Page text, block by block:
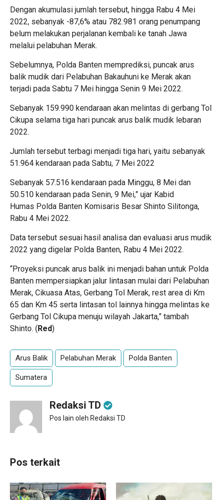
Dengan akumulasi jumlah tersebut, hingga Rabu 4 Mei
2022, sebanyak -87,6% atau 782.981 orang penumpang
belum melakukan perjalanan kembali ke tanah Jawa
melalui pelabuhan Merak.
Sebelumnya, Polda Banten memprediksi, puncak arus
balik mudik dari Pelabuhan Bakauhuni ke Merak akan
terjadi pada Sabtu 7 Mei hingga Senin 9 Mei 2022.
Sebanyak 159.990 kendaraan akan melintas di gerbang Tol
Cikupa selama tiga hari puncak arus balik mudik lebaran
2022.
Jumlah tersebut terbagi menjadi tiga hari, yaitu sebanyak
51.964 kendaraan pada Sabtu, 7 Mei 2022
Sebanyak 57.516 kendaraan pada Minggu, 8 Mei dan
50.510 kendaraan pada Senin, 9 Mei,” ujar Kabid
Humas Polda Banten Komisaris Besar Shinto Silitonga,
Rabu 4 Mei 2022.
Data tersebut sesuai hasil analisa dan evaluasi arus mudik
2022 yang digelar Polda Banten, Rabu 4 Mei 2022.
“Proyeksi puncak arus balik ini menjadi bahan untuk Polda
Banten mempersiapkan jalur lintasan mulai dari Pelabuhan
Merak, Cikuasa Atas, Gerbang Tol Merak, rest area di Km
65 dan Km 45 serta lintasan tol lainnya hingga melintas ke
Gerbang Tol Cikupa menuju wilayah Jakarta,” tambah
Shinto. (Red)
Arus Balik Pelabuhan Merak Polda Banten
Sumatera
Redaksi TD
Pos lain oleh Redaksi TD
Pos terkait